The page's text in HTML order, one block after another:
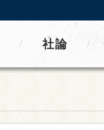
/ 社論 /